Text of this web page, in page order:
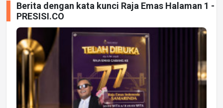
Berita dengan kata kunci Raja Emas Halaman 1 -
PRESISI.CO